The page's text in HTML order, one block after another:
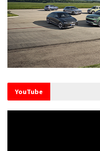
YouTube